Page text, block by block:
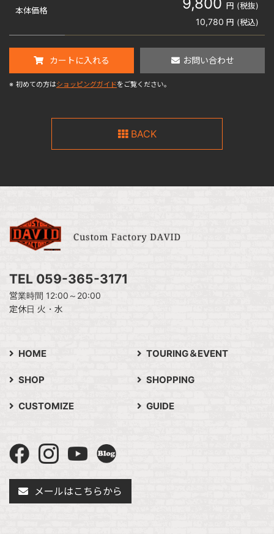
本体価格 9,800 円 (税抜)
10,780 円 (税込)
カートに入れる お問い合わせ
※ 初めての方はショッピングガイドをご覧ください。
BACK
TEL 059-365-3171
営業時間 12:00～20:00
定休日 火・水
HOME TOURING＆EVENT
SHOP SHOPPING
CUSTOMIZE GUIDE
メールはこちらから